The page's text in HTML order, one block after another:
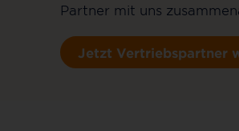
Partner mit uns
Jetzt Vertriebspartner